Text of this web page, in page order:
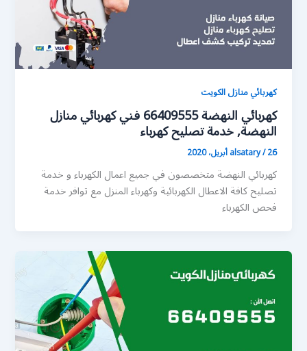
كهربائي منازل الكويت
كهربائي النهضة 66409555 فني كهربائي منازل
النهضة, خدمة تصليح كهرباء
alsatary/26 أبريل، 2020
كهربائي النهضة متخصصون في جميع اعمال الكهرباء و خدمة
تصليح كافة الاعطال الكهربائية وكهرباء المنزل مع توافر خدمة
فحص الكهرباء